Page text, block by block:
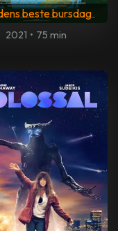
beste bursdag
2021 • 75 min